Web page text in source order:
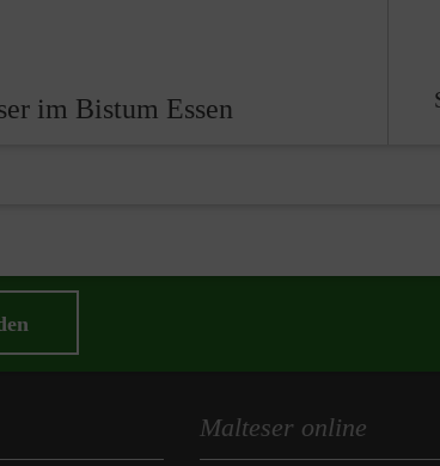
im Bistum Essen
Malteser online